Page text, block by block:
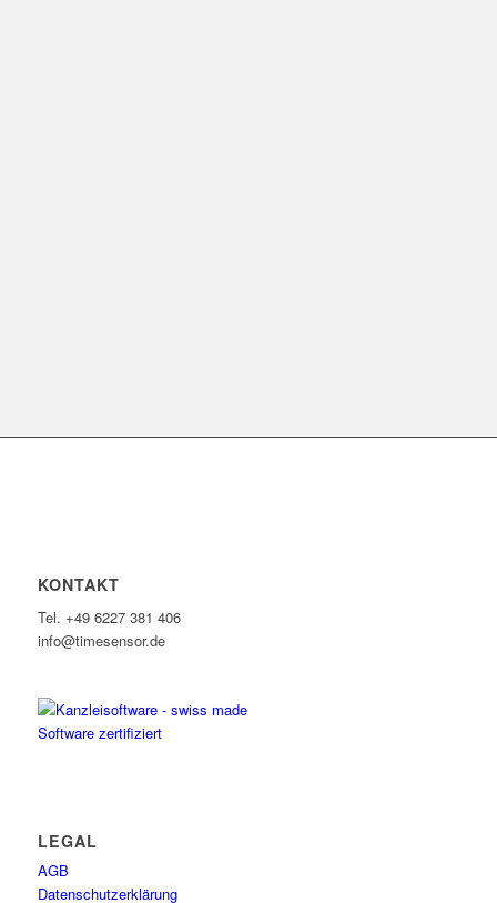
KONTAKT
Tel. +49 6227 381 406
info@timesensor.de
LEGAL
AGB
Datenschutzerklärung